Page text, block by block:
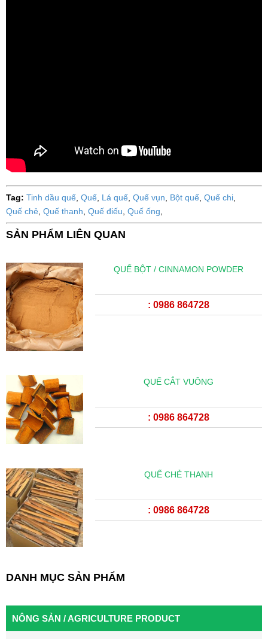
Tag: Tinh dầu quế Quế Lá quế Quế vụn Bột quế Quế chi
Quế chẻ Quế thanh Quế điếu Quế ống
SẢN PHẨM LIÊN QUAN
QUẾ BỘT / CINNAMON POWDER
: 0986 864728
QUẾ CẮT VUÔNG
: 0986 864728
QUẾ CHẺ THANH
: 0986 864728
DANH MỤC SẢN PHẨM
NÔNG SẢN / AGRICULTURE PRODUCT